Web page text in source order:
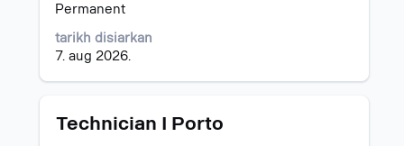
kekunci
Permanent
tarikh disiarkan
7. aug 2026.
kandungan
bagi
maklumat
kerja.
Jawatan
Technician I Porto
Pilih